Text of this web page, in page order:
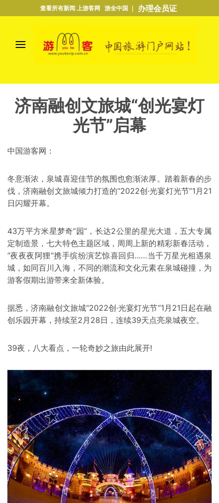
查看所有新闻 上游客网 游全中国 ｜ 办理会员证
济南融创文旅城“创光宴灯
光节”启幕
中国游客网：
冬意渐浓，泉城喜迎佳节的氛围也愈渐浓厚。踏着新春的步
伐，济南融创文旅城倾力打造的“2022创·光宴灯光节”1月21
日闪耀开幕。
43万平方米星梦奇“园”，长达2公里的星光大道，五大专属
定制造景，七大特色主题区域，周周上新的精彩新春活动，
“夜夜夜阿狸”携手缤纷演艺惊喜回归……当千万星光相遇泉
城，如同百川入海，不同的潮流和文化元素在泉城碰撞，为
游客假期出游带来全新体验。
据悉，济南融创文旅城“2022创·光宴灯光节”1月21日起在融
创乐园开幕，持续至2月28日，连续39天点亮泉城夜空。
39夜，八大看点，一轮奇妙之旅由此展开!